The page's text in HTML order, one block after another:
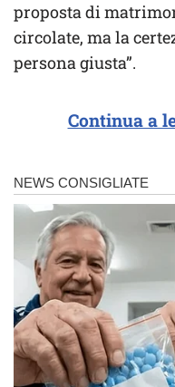
proposta di
circolate, ma la
persona giusta”.
Continua a